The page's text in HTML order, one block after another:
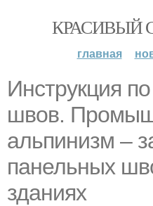
КРАСИВЫЙ
главная
Инструкция
швов.
альпинизм –
панельных
зданиях